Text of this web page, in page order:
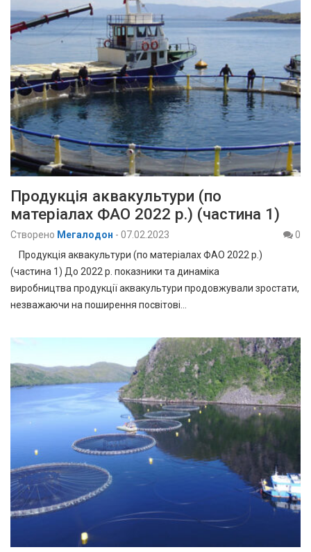
Продукція аквакультури (по
матеріалах ФАО 2022 р.) (частина 1)
Створено Мегалодон - 07.02.2023
0
Продукція аквакультури (по матеріалах ФАО 2022 р.)
(частина 1) До 2022 р. показники та динаміка
виробництва продукції аквакультури продовжували зростати,
незважаючи на поширення посвітові…